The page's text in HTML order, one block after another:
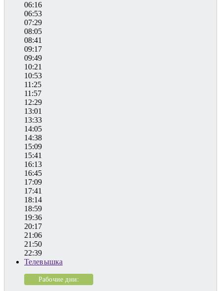
06:16
06:53
07:29
08:05
08:41
09:17
09:49
10:21
10:53
11:25
11:57
12:29
13:01
13:33
14:05
14:38
15:09
15:41
16:13
16:45
17:09
17:41
18:14
18:59
19:36
20:17
21:06
21:50
22:39
Телевышка
Рабочие дни: